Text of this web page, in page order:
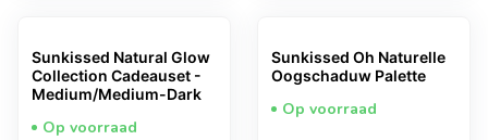
Sunkissed Natural Glow
Collection Cadeauset -
Medium/Medium-Dark
Op voorraad
Sunkissed Oh Naturelle
Oogschaduw Palette
Op voorraad